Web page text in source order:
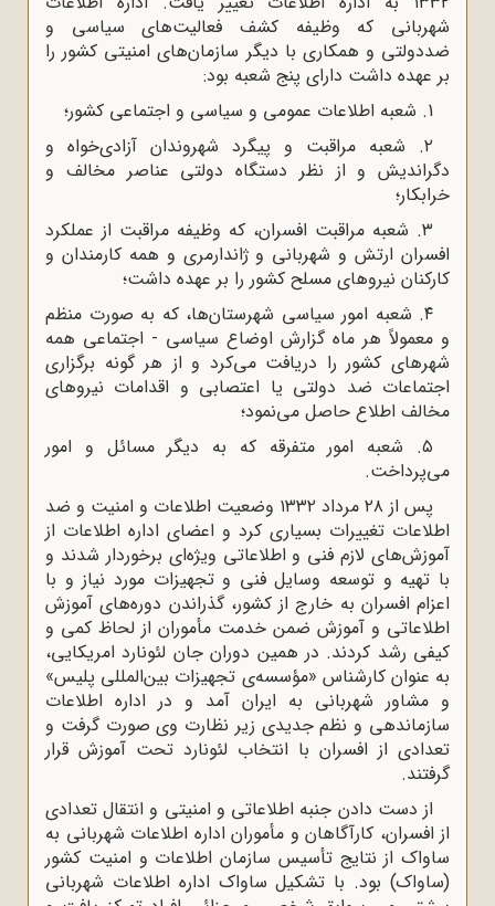
شهربانی که وظیفه کشف فعالیت‌های سیاسی و
ضددولتی و همکاری با دیگر سازمان‌های امنیتی کشور را
بر عهده داشت دارای پنج شعبه بود:
1. شعبه اطلاعات عمومی و سیاسی و اجتماعی کشور؛
۲. شعبه مراقبت و پیگرد شهروندان آزادی‌خواه و
دگراندیش و از نظر دستگاه دولتی عناصر مخالف و
خرابکار؛
۳. شعبه مراقبت افسران، که وظیفه مراقبت از عملکرد
افسران ارتش و شهربانی و ژاندارمری و همه کارمندان و
کارکنان نیروهای مسلح کشور را بر عهده داشت؛
۴. شعبه امور سیاسی شهرستان‌ها، که به صورت منظم
و معمولاً هر ماه گزارش اوضاع سیاسی - اجتماعی همه
شهرهای کشور را دریافت می‌کرد و از هر گونه برگزاری
اجتماعات ضد دولتی یا اعتصابی و اقدامات نیروهای
مخالف اطلاع حاصل می‌نمود؛
۵. شعبه امور متفرقه که به دیگر مسائل و امور
می‌پرداخت.
پس از ۲۸ مرداد ۱۳۳۲ وضعیت اطلاعات و امنیت و ضد
اطلاعات تغییرات بسیاری کرد و اعضای اداره اطلاعات از
آموزش‌های لازم فنی و اطلاعاتی ویژه‌ای برخوردار شدند و
با تهیه و توسعه وسایل فنی و تجهیزات مورد نیاز و با
اعزام افسران به خارج از کشور، گذراندن دوره‌های آموزش
اطلاعاتی و آموزش ضمن خدمت مأموران از لحاظ کمی و
کیفی رشد کردند. در همین دوران جان لئونارد امریکایی،
به عنوان کارشناس «مؤسسه‌ی تجهیزات بین‌المللی پلیس»
و مشاور شهربانی به ایران آمد و در اداره اطلاعات
سازماندهی و نظم جدیدی زیر نظارت وی صورت گرفت و
تعدادی از افسران با انتخاب لئونارد تحت آموزش قرار
گرفتند.
از دست دادن جنبه اطلاعاتی و امنیتی و انتقال تعدادی
از افسران، کارآگاهان و مأموران اداره اطلاعات شهربانی به
ساواک از نتایج تأسیس سازمان اطلاعات و امنیت کشور
(ساواک) بود. با تشکیل ساواک اداره اطلاعات شهربانی